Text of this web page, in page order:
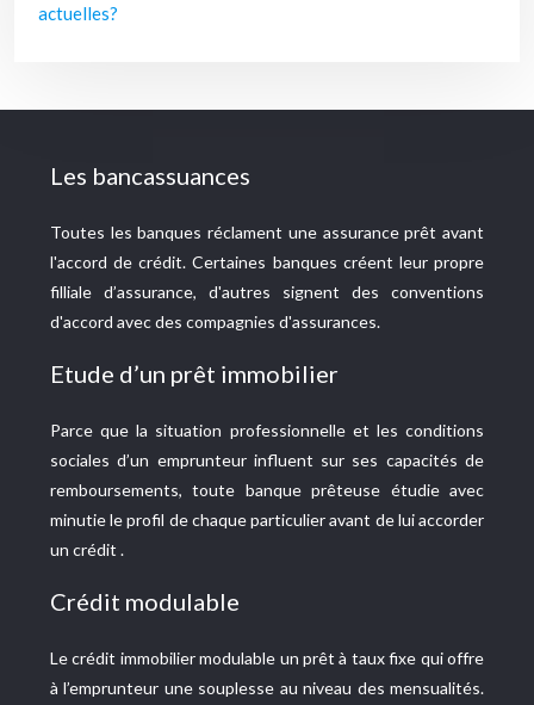
actuelles?
Les bancassuances
Toutes les banques réclament une assurance prêt avant
l'accord de crédit. Certaines banques créent leur propre
filliale d’assurance, d'autres signent des conventions
d'accord avec des compagnies d'assurances.
Etude d’un prêt immobilier
Parce que la situation professionnelle et les conditions
sociales d’un emprunteur influent sur ses capacités de
remboursements, toute banque prêteuse étudie avec
minutie le profil de chaque particulier avant de lui accorder
un crédit .
Crédit modulable
Le crédit immobilier modulable un prêt à taux fixe qui offre
à l’emprunteur une souplesse au niveau des mensualités.